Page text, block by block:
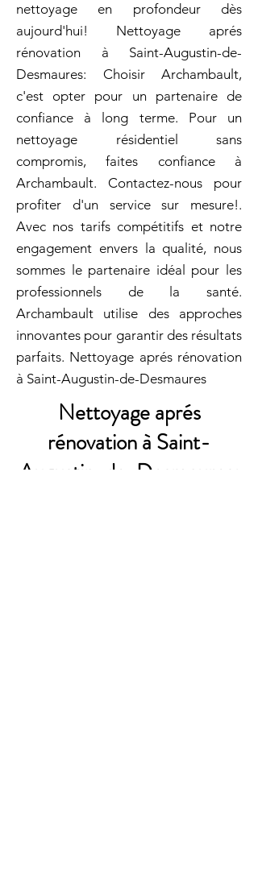
nettoyage en profondeur dès
aujourd'hui! Nettoyage aprés
rénovation à Saint-Augustin-de-
Desmaures: Choisir Archambault,
c'est opter pour un partenaire de
confiance à long terme. Pour un
nettoyage résidentiel sans
compromis, faites confiance à
Archambault. Contactez-nous pour
profiter d'un service sur mesure!.
Avec nos tarifs compétitifs et notre
engagement envers la qualité, nous
sommes le partenaire idéal pour les
professionnels de la santé.
Archambault utilise des approches
innovantes pour garantir des résultats
parfaits. Nettoyage aprés rénovation
à Saint-Augustin-de-Desmaures
Nettoyage aprés
rénovation à Saint-
Augustin-de-Desmaures: